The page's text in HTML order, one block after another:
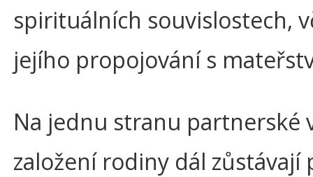
spirituálních souvislostech,
jejího propojování s
Na jednu stranu partnerské
založení rodiny dál